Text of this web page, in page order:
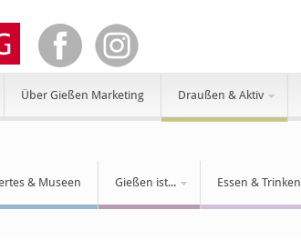
Über Gießen Marketing Draußen & Aktiv
& Museen Gießen ist... Essen & Trinken